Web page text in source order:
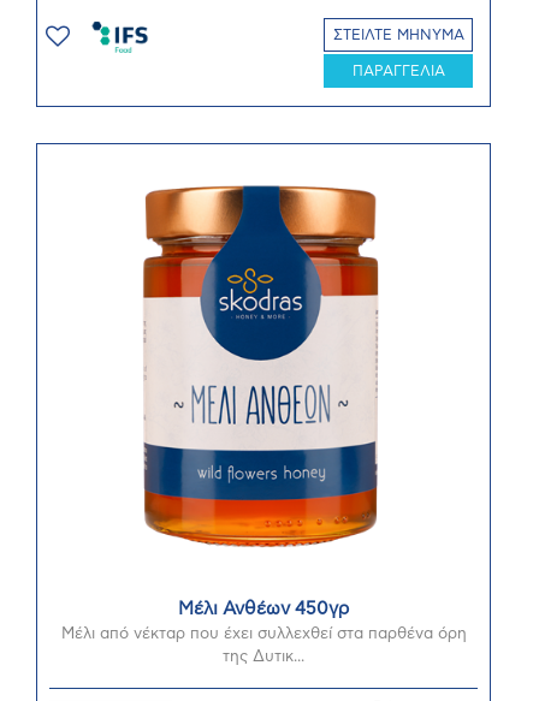
ΣΤΕΙΛΤΕ ΜΗΝΥΜΑ
ΠΑΡΑΓΓΕΛΙΑ
Μέλι Ανθέων 450γρ
Μέλι από νέκταρ που έχει συλλεχθεί στα παρθένα όρη
της Δυτικ...